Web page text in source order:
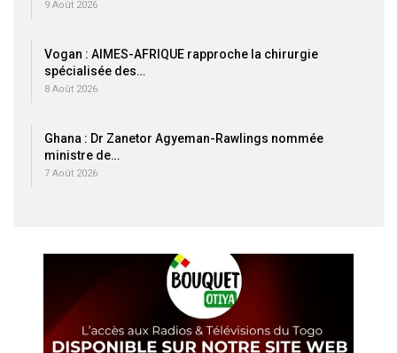
9 Août 2026
Vogan : AIMES-AFRIQUE rapproche la chirurgie
spécialisée des…
8 Août 2026
Ghana : Dr Zanetor Agyeman-Rawlings nommée
ministre de…
7 Août 2026